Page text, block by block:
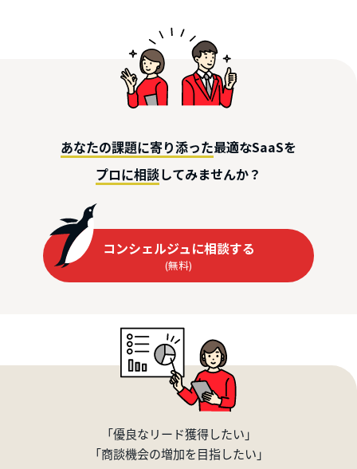
あなたの課題に寄り添った最適なSaaSを
プロに相談してみませんか？
コンシェルジュに相談する
(無料)
「優良なリード獲得したい」
「商談機会の増加を目指したい」